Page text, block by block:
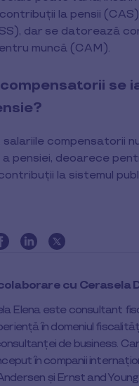
la pensii
dar se datorează
muncă (CAM).
se
salariile compensatorii
a pensiei, deoarece
la sistemul
cu Cerasela
Elena este consultant
în domeniul
de business.
în companii
și Ernst and